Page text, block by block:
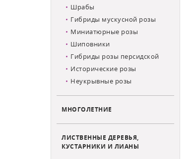
Шрабы
Гибриды мускусной розы
Миниатюрные розы
Шиповники
Гибриды розы персидской
Исторические розы
Неукрывные розы
МНОГОЛЕТНИЕ
ЛИСТВЕННЫЕ ДЕРЕВЬЯ,
КУСТАРНИКИ И ЛИАНЫ